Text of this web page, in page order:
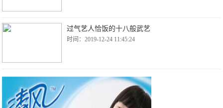
过气艺人恰饭的十八般武艺
时间：2019-12-24 11:45:24